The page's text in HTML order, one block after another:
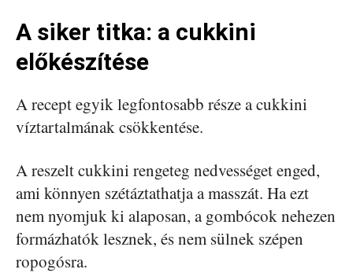
A siker titka: a cukkini
előkészítése
A recept egyik legfontosabb része a cukkini
víztartalmának csökkentése.
A reszelt cukkini rengeteg nedvességet enged,
ami könnyen szétáztathatja a masszát. Ha ezt
nem nyomjuk ki alaposan, a gombócok nehezen
formázhatók lesznek, és nem sülnek szépen
ropogósra.